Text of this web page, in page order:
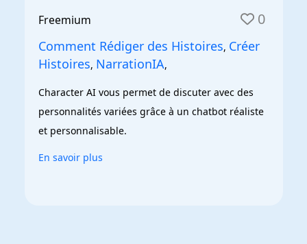
Freemium 0
Comment Rédiger des Histoires, Créer
Histoires, NarrationIA,
Character AI vous permet de discuter avec des
personnalités variées grâce à un chatbot réaliste
et personnalisable.
En savoir plus